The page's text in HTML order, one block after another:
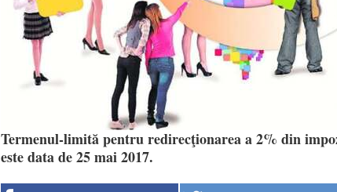
Termenul-limită pentru redirecţionarea a 2% din
este data de 25 mai 2017.